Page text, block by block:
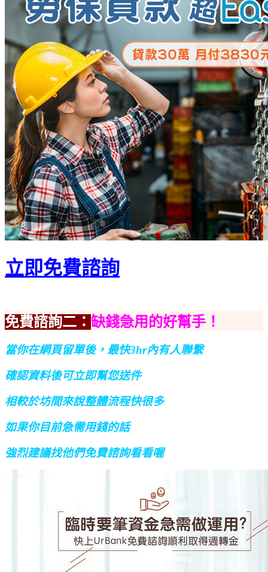
立即免費諮詢
免費諮詢二： 缺錢急用的好幫手！
當你在網頁留單後，最快3hr內有人聯繫
確認資料後可立即幫您送件
相較於坊間來說整體流程快很多
如果你目前急需用錢的話
強烈建議找他們免費諮詢看看喔